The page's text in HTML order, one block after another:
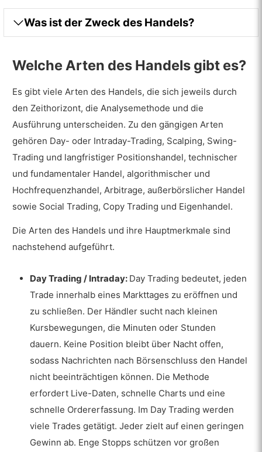
Was ist der Zweck des Handels?
Welche Arten des Handels gibt es?
Es gibt viele Arten des Handels, die sich jeweils durch
den Zeithorizont, die Analysemethode und die
Ausführung unterscheiden. Zu den gängigen Arten
gehören Day- oder Intraday-Trading, Scalping, Swing-
Trading und langfristiger Positionshandel, technischer
und fundamentaler Handel, algorithmischer und
Hochfrequenzhandel, Arbitrage, außerbörslicher Handel
sowie Social Trading, Copy Trading und Eigenhandel.
Die Arten des Handels und ihre Hauptmerkmale sind
nachstehend aufgeführt.
Day Trading / Intraday: Day Trading bedeutet, jeden
Trade innerhalb eines Markttages zu eröffnen und
zu schließen. Der Händler sucht nach kleinen
Kursbewegungen, die Minuten oder Stunden
dauern. Keine Position bleibt über Nacht offen,
sodass Nachrichten nach Börsenschluss den Handel
nicht beeinträchtigen können. Die Methode
erfordert Live-Daten, schnelle Charts und eine
schnelle Ordererfassung. Im Day Trading werden
viele Trades getätigt. Jeder zielt auf einen geringen
Gewinn ab. Enge Stopps schützen vor großen